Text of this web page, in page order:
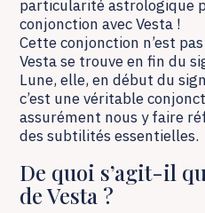
particularité astrologique
conjonction avec Vesta !
Cette conjonction n’est
Vesta se trouve en fin du
Lune, elle, en début du
c’est une véritable
assurément nous y faire
des subtilités essentielles.
De quoi s’agit-il
de Vesta ?